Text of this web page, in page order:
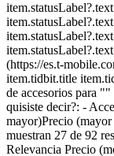
(https://es.t-
item.tidbit.title
de accesorios para
quisiste decir?: -
mayor)Precio
muestran 27 de 92
Relevancia Precio